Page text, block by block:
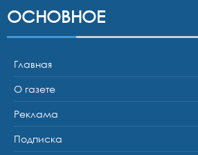
ОСНОВНОЕ
Главная
О газете
Реклама
Подписка